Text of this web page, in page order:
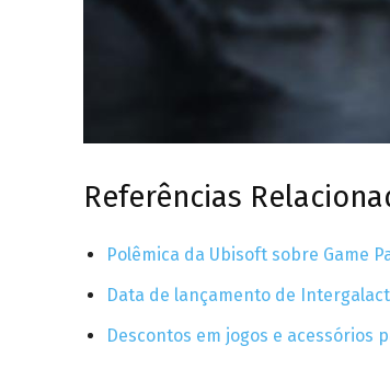
Referências
Polêmica da Ubisoft sobre Game
Data de lançamento de
Descontos em jogos e acessórios